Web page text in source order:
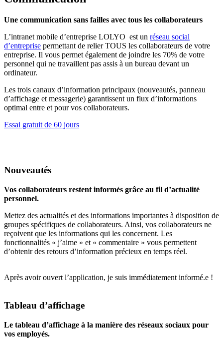
Une communication sans failles avec tous les collaborateurs
L’intranet mobile d’entreprise LOLYO est un réseau social
d’entreprise permettant de relier TOUS les collaborateurs de votre
entreprise. Il vous permet également de joindre les 70% de votre
personnel qui ne travaillent pas assis à un bureau devant un
ordinateur.
Les trois canaux d’information principaux (nouveautés, panneau
d’affichage et messagerie) garantissent un flux d’informations
optimal entre et pour vos collaborateurs.
Essai gratuit de 60 jours
Nouveautés
Vos collaborateurs restent informés grâce au fil d’actualité
personnel.
Mettez des actualités et des informations importantes à disposition de
groupes spécifiques de collaborateurs. Ainsi, vos collaborateurs ne
reçoivent que les informations qui les concernent. Les
fonctionnalités « j’aime » et « commentaire » vous permettent
d’obtenir des retours d’information précieux en temps réel.
Après avoir ouvert l’application, je suis immédiatement informé.e !
Tableau d’affichage
Le tableau d’affichage à la manière des réseaux sociaux pour
vos employés.